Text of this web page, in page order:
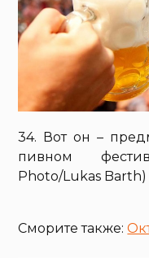
34. Вот он –
пивном
Photo/Lukas Barth)
Сморите также: